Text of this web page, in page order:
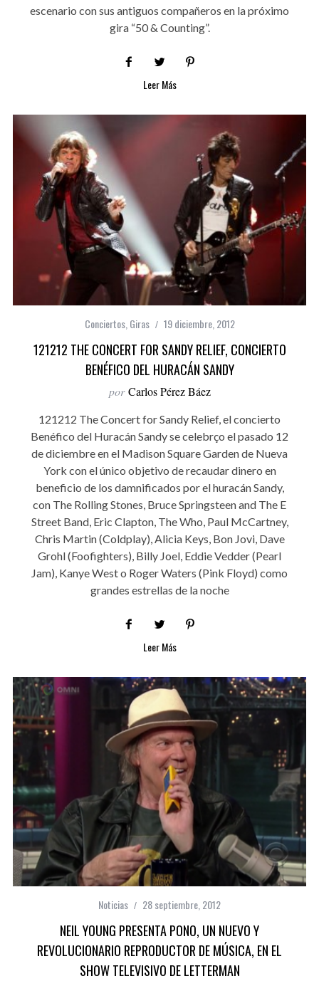
escenario con sus antiguos compañeros en la próximo
gira “50 & Counting”.
Leer Más
Conciertos,Giras 19 diciembre, 2012
121212 THE CONCERT FOR SANDY RELIEF, CONCIERTO
BENÉFICO DEL HURACÁN SANDY
por Carlos Pérez Báez
121212 The Concert for Sandy Relief, el concierto
Benéfico del Huracán Sandy se celebrço el pasado 12
de diciembre en el Madison Square Garden de Nueva
York con el único objetivo de recaudar dinero en
beneficio de los damnificados por el huracán Sandy,
con The Rolling Stones, Bruce Springsteen and The E
Street Band, Eric Clapton, The Who, Paul McCartney,
Chris Martin (Coldplay), Alicia Keys, Bon Jovi, Dave
Grohl (Foofighters), Billy Joel, Eddie Vedder (Pearl
Jam), Kanye West o Roger Waters (Pink Floyd) como
grandes estrellas de la noche
Leer Más
Noticias 28 septiembre, 2012
NEIL YOUNG PRESENTA PONO, UN NUEVO Y
REVOLUCIONARIO REPRODUCTOR DE MÚSICA, EN EL
SHOW TELEVISIVO DE LETTERMAN